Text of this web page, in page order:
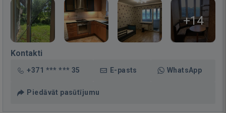
+14
Kontakti
+371 *** *** 35 E-pasts WhatsApp
Piedāvāt pasūtījumu